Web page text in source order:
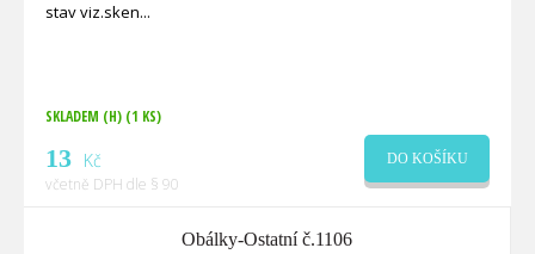
stav viz.sken
SKLADEM (H) (1 KS)
13 Kč
včetně DPH dle § 90
DO KOŠÍKU
Obálky-Ostatní č.1106